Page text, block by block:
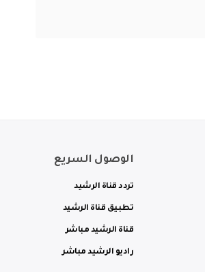
الوصول السريع
تردد قناة الرشيد
تطبيق قناة الرشيد
قناة الرشيد مباشر
راديو الرشيد مباشر